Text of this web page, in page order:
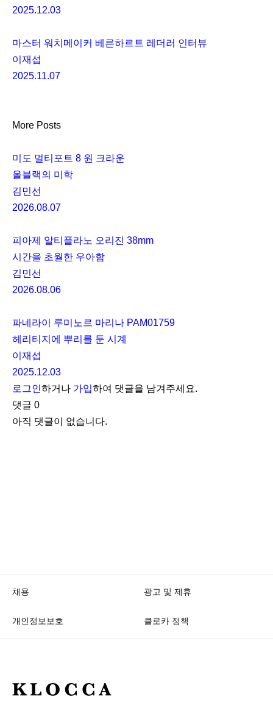
2025.12.03
마스터 워치메이커 베른하르트 레더러 인터뷰
이재섭
2025.11.07
More Posts
미도 멀티포트 8 원 크라운
올블랙의 미학
김민선
2026.08.07
피아제 알티플라노 오리진 38mm
시간을 초월한 우아함
김민선
2026.08.06
파네라이 루미노르 마리나 PAM01759
헤리티지에 뿌리를 둔 시계
이재섭
2025.12.03
로그인하거나 가입하여 댓글을 남겨주세요.
댓글 0
아직 댓글이 없습니다.
채용 광고 및 제휴
개인정보보호 클로카 정책
K